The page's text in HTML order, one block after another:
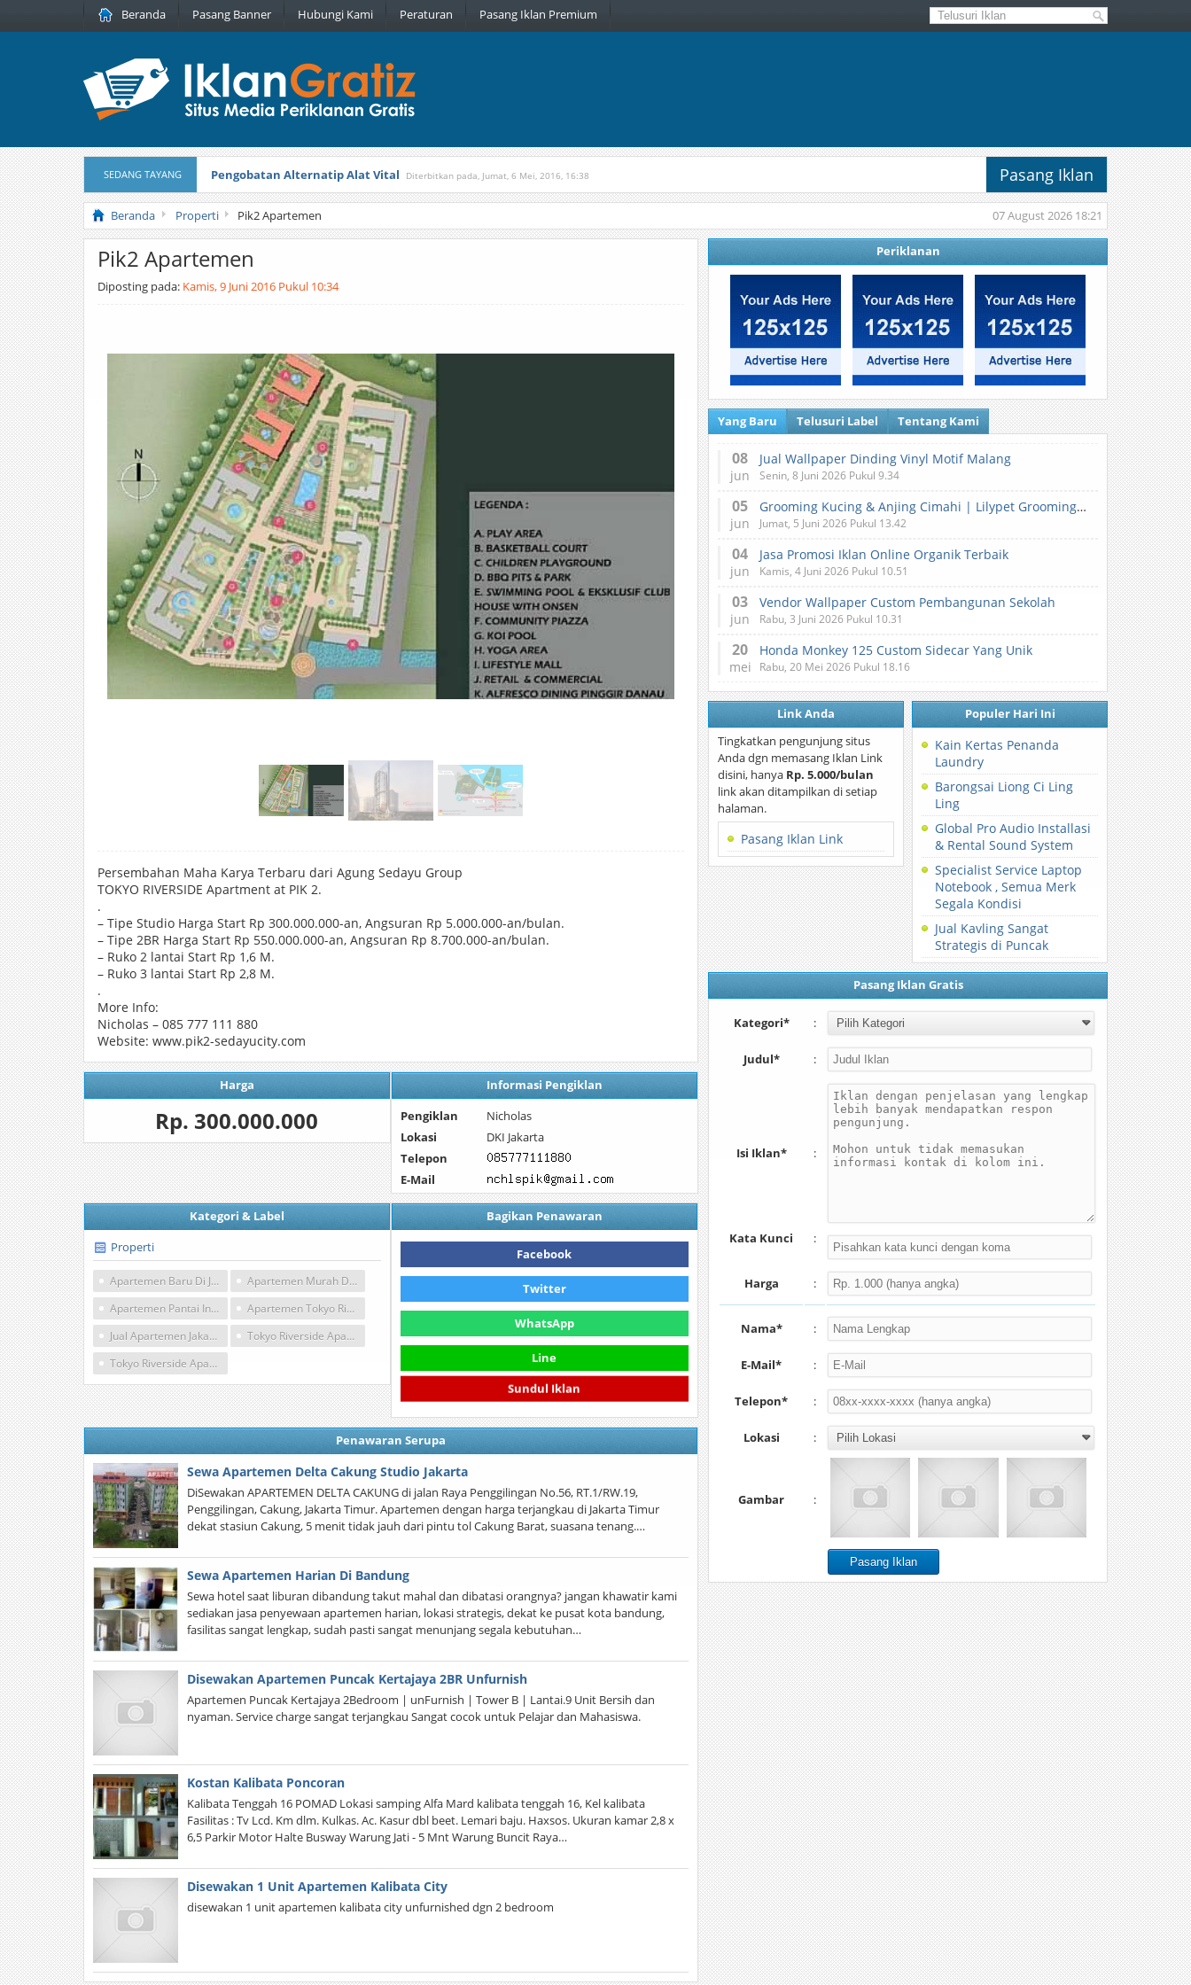
Beranda Pasang Banner Hubungi Kami Peraturan Pasang Iklan Premium
SEDANG TAYANG Pasang Iklan
Pengobatan Alternatip Alat Vital Diterbitkan pada, Jumat, 6 Mei, 2016, 16:38
Pita Cantik Pesona 07 August 2026 18:21
Beranda Properti Pik2 Apartemen
Pik2 Apartemen
Diposting pada: Kamis, 9 Juni 2016 Pukul 10:34
Persembahan Maha Karya Terbaru dari Agung Sedayu Group
TOKYO RIVERSIDE Apartment at PIK 2.
.
– Tipe Studio Harga Start Rp 300.000.000-an, Angsuran Rp 5.000.000-an/bulan.
– Tipe 2BR Harga Start Rp 550.000.000-an, Angsuran Rp 8.700.000-an/bulan.
– Ruko 2 lantai Start Rp 1,6 M.
– Ruko 3 lantai Start Rp 2,8 M.
.
More Info:
Nicholas – 085 777 111 880
Website: www.pik2-sedayucity.com
Harga
Rp. 300.000.000
Informasi Pengiklan
Pengiklan
Nicholas
Lokasi
DKI Jakarta
Telepon
E-Mail
Kategori & Label
Properti
Apartemen Baru Di Jakarta
Apartemen Murah Di Jakarta
Apartemen Pantai Indah Kapuk
Apartemen Tokyo Riverside
Jual Apartemen Jakarta Utara
Tokyo Riverside Apartment Jakarta
Tokyo Riverside Apartment Pik
Bagikan Penawaran
Facebook
Twitter
WhatsApp
Line
Sundul Iklan
Penawaran Serupa
Sewa Apartemen Delta Cakung Studio Jakarta
DiSewakan APARTEMEN DELTA CAKUNG di jalan Raya Penggilingan No.56, RT.1/RW.19,
Penggilingan, Cakung, Jakarta Timur. Apartemen dengan harga terjangkau di Jakarta Timur
dekat stasiun Cakung, 5 menit tidak jauh dari pintu tol Cakung Barat, suasana tenang.…
Sewa Apartemen Harian Di Bandung
Sewa hotel saat liburan dibandung takut mahal dan dibatasi orangnya? jangan khawatir kami
sediakan jasa penyewaan apartemen harian, lokasi strategis, dekat ke pusat kota bandung,
fasilitas sangat lengkap, sudah pasti sangat menunjang segala kebutuhan…
Disewakan Apartemen Puncak Kertajaya 2BR Unfurnish
Apartemen Puncak Kertajaya 2Bedroom | unFurnish | Tower B | Lantai.9 Unit Bersih dan
nyaman. Service charge sangat terjangkau Sangat cocok untuk Pelajar dan Mahasiswa.
Kostan Kalibata Poncoran
Kalibata Tenggah 16 POMAD Lokasi samping Alfa Mard kalibata tenggah 16, Kel kalibata
Fasilitas : Tv Lcd. Km dlm. Kulkas. Ac. Kasur dbl beet. Lemari baju. Haxsos. Ukuran kamar 2,8 x
6,5 Parkir Motor Halte Busway Warung Jati - 5 Mnt Warung Buncit Raya…
Disewakan 1 Unit Apartemen Kalibata City
disewakan 1 unit apartemen kalibata city unfurnished dgn 2 bedroom
Periklanan
Yang Baru Telusuri Label Tentang Kami
08
jun
Jual Wallpaper Dinding Vinyl Motif Malang
Senin, 8 Juni 2026 Pukul 9.34
05
jun
Grooming Kucing & Anjing Cimahi | Lilypet Grooming & Pet Hotel
Jumat, 5 Juni 2026 Pukul 13.42
04
jun
Jasa Promosi Iklan Online Organik Terbaik
Kamis, 4 Juni 2026 Pukul 10.51
03
jun
Vendor Wallpaper Custom Pembangunan Sekolah
Rabu, 3 Juni 2026 Pukul 10.31
20
mei
Honda Monkey 125 Custom Sidecar Yang Unik
Rabu, 20 Mei 2026 Pukul 18.16
Link Anda
Tingkatkan pengunjung situs
Anda dgn memasang Iklan Link
disini, hanya Rp. 5.000/bulan
link akan ditampilkan di setiap
halaman.
Pasang Iklan Link
Populer Hari Ini
Kain Kertas Penanda
Laundry
Barongsai Liong Ci Ling
Ling
Global Pro Audio Installasi
& Rental Sound System
Specialist Service Laptop
Notebook , Semua Merk
Segala Kondisi
Jual Kavling Sangat
Strategis di Puncak
Pasang Iklan Gratis
Kategori* :
Judul* :
Isi Iklan* :
Kata Kunci :
Harga :
Nama* :
E-Mail* :
Telepon* :
Lokasi :
Gambar :